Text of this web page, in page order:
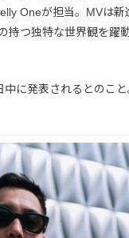
Oneが担当。MVは新
持つ独特な世界観を躍
に発表されるとのこ